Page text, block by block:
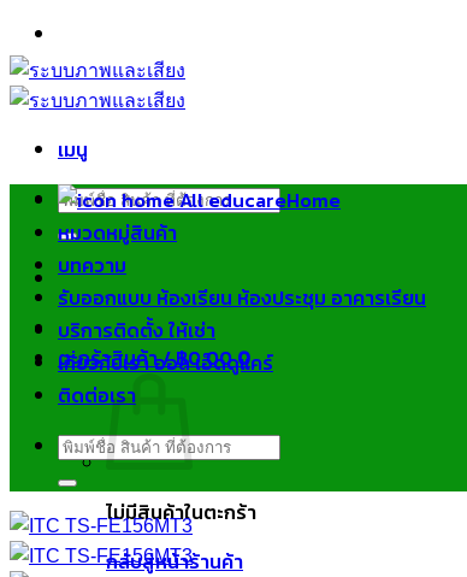
ข้าม
ไป
ยัง
เมนู
ค้นหา:
ตะกร้าสินค้า /฿0.000
ไม่มีสินค้าในตะกร้า
กลับสู่หน้าร้านค้า
Home
หมวดหมู่สินค้า
บทความ
รับออกแบบ ห้องเรียน ห้องประชุม อาคารเรียน
บริการติดตั้ง ให้เช่า
เกี่ยวกับเรา ออล เอ็ดดูแคร์
ติดต่อเรา
ค้นหา: